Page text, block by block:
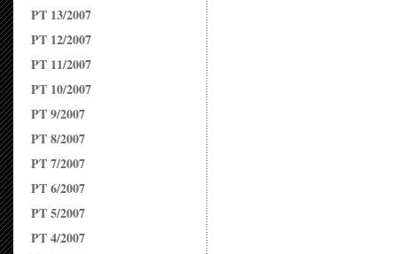
PT 13/2007
PT 12/2007
PT 11/2007
PT 10/2007
PT 9/2007
PT 8/2007
PT 7/2007
PT 6/2007
PT 5/2007
PT 4/2007